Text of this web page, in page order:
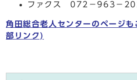
ファクス 072－963－
角田総合老人センターのページ
部リンク)